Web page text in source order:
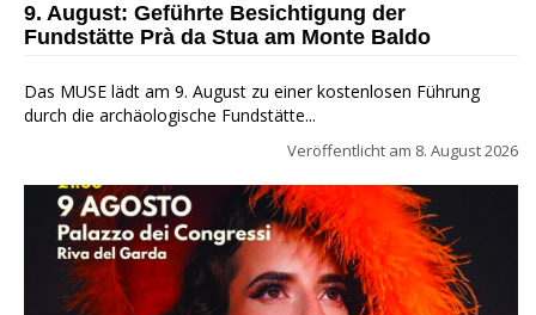
9. August: Geführte Besichtigung der
Fundstätte Prà da Stua am Monte Baldo
Das MUSE lädt am 9. August zu einer kostenlosen Führung
durch die archäologische Fundstätte...
Veröffentlicht am 8. August 2026